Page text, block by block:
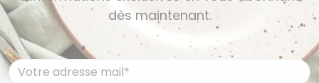
dès maintenant.